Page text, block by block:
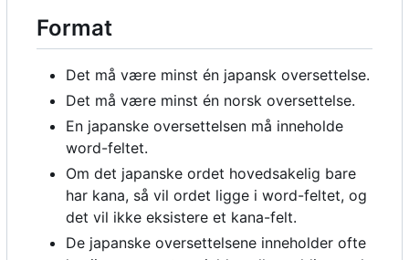
Format
Det må være minst én japansk oversettelse.
Det må være minst én norsk oversettelse.
En japanske oversettelsen må inneholde
word-feltet.
Om det japanske ordet hovedsakelig bare
har kana, så vil ordet ligge i word-feltet, og
det vil ikke eksistere et kana-felt.
De japanske oversettelsene inneholder ofte